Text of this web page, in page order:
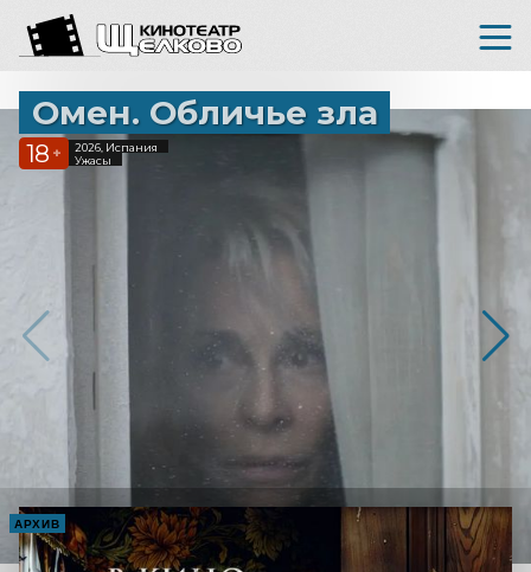
Омен. Обличье зла
18 +
2026, Испания
Ужасы
АРХИВ